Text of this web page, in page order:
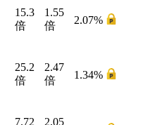
15.3
倍
1.55
倍
2.07%
25.2
倍
2.47
倍
1.34%
7.72
2.05